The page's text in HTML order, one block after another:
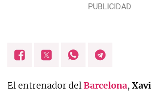
El entrenador delBarcelona,